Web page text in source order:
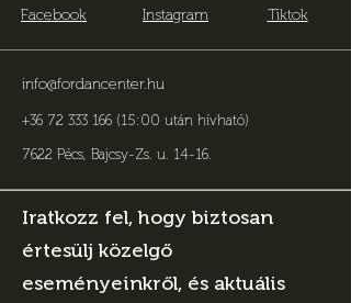
Facebook Instagram Tiktok
info@fordancenter.hu
+36 72 333 166 (15:00 után hívható)
7622 Pécs, Bajcsy-Zs. u. 14-16.
Iratkozz fel, hogy biztosan
értesülj közelgő
eseményeinkről, és aktuális